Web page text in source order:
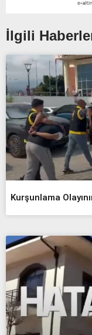
İlgili
Kurşunlama